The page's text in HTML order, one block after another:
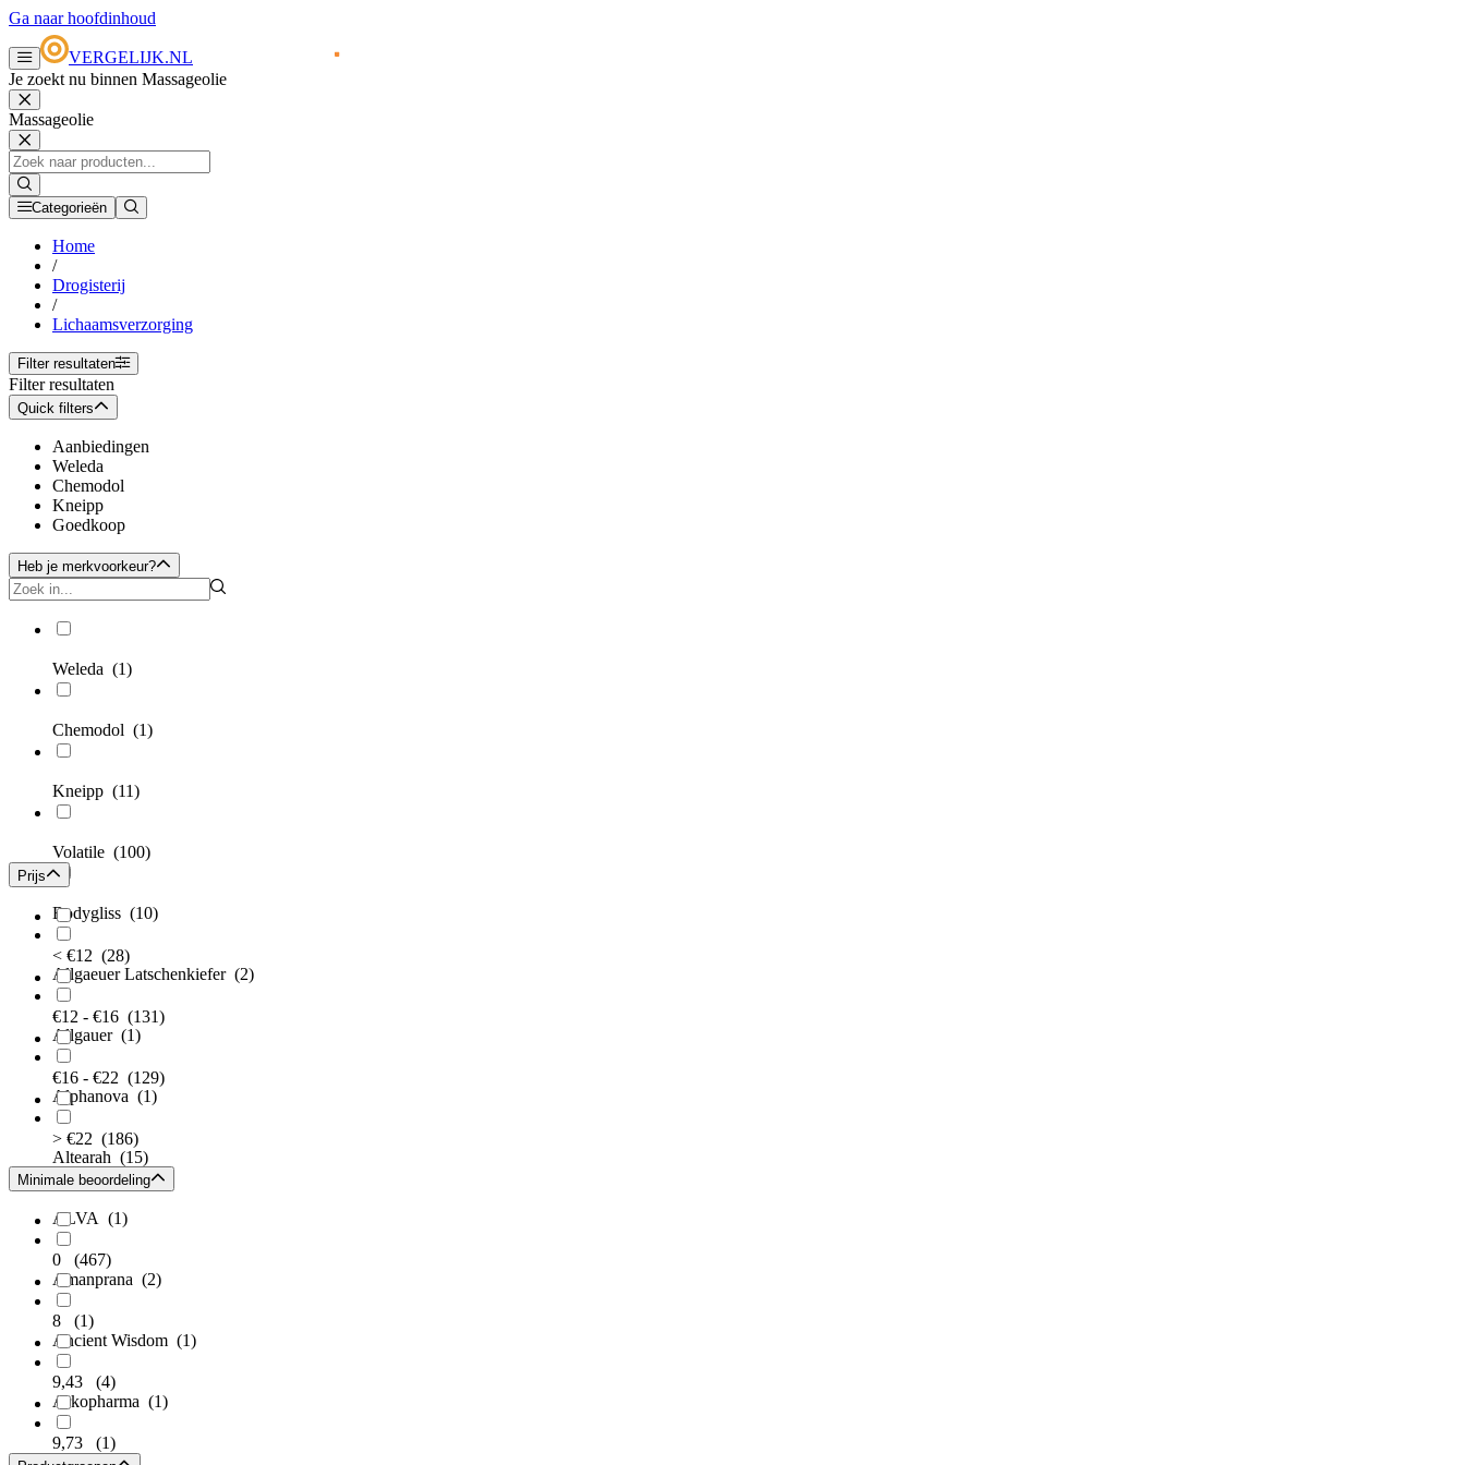
Ga naar hoofdinhoud
VERGELIJK.NL
Je zoekt nu binnen Massageolie
Massageolie
Categorieën
Home
/
Drogisterij
/
Lichaamsverzorging
Filter resultaten
Filter resultaten
Quick filters
Aanbiedingen
Weleda
Chemodol
Kneipp
Goedkoop
Heb je merkvoorkeur?
Weleda (1)
Chemodol (1)
Kneipp (11)
Volatile (100)
Bodygliss (10)
Allgaeuer Latschenkiefer (2)
Allgauer (1)
Alphanova (1)
Altearah (15)
ALVA (1)
Amanprana (2)
Ancient Wisdom (1)
Arkopharma (1)
Prijs
< €12 (28)
€12 - €16 (131)
€16 - €22 (129)
> €22 (186)
Minimale beoordeling
0 (467)
8 (1)
9,43 (4)
9,73 (1)